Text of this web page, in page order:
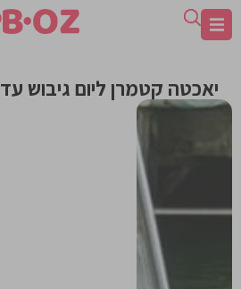
יאכטה קטמרן ליום גיבוש עד 21 איש בהרצליה